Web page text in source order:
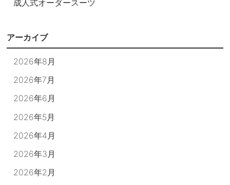
成人式オーダースーツ
アーカイブ
2026年8月
2026年7月
2026年6月
2026年5月
2026年4月
2026年3月
2026年2月